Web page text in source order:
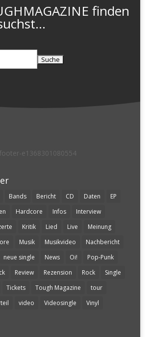
finden
Bands Bericht CD Daten
EP
Hardcore Infos
Interview
Kritik Lied Live
Meinung
Musik Musikvideo
Nachbericht
neue single News Oi!
Pop-Punk
Review Rezension Rock
Single
Tickets Tough Magazine
tour
video Videosingle
Vinyl